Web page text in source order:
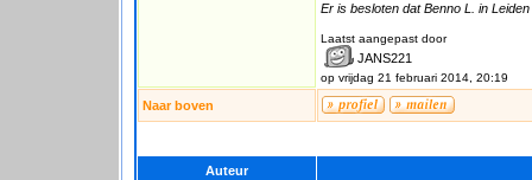
Er is besloten dat Benno L. in
Laatst aangepast door
JANS221
op vrijdag 21 februari 2014, 20:19
Naar boven
Auteur